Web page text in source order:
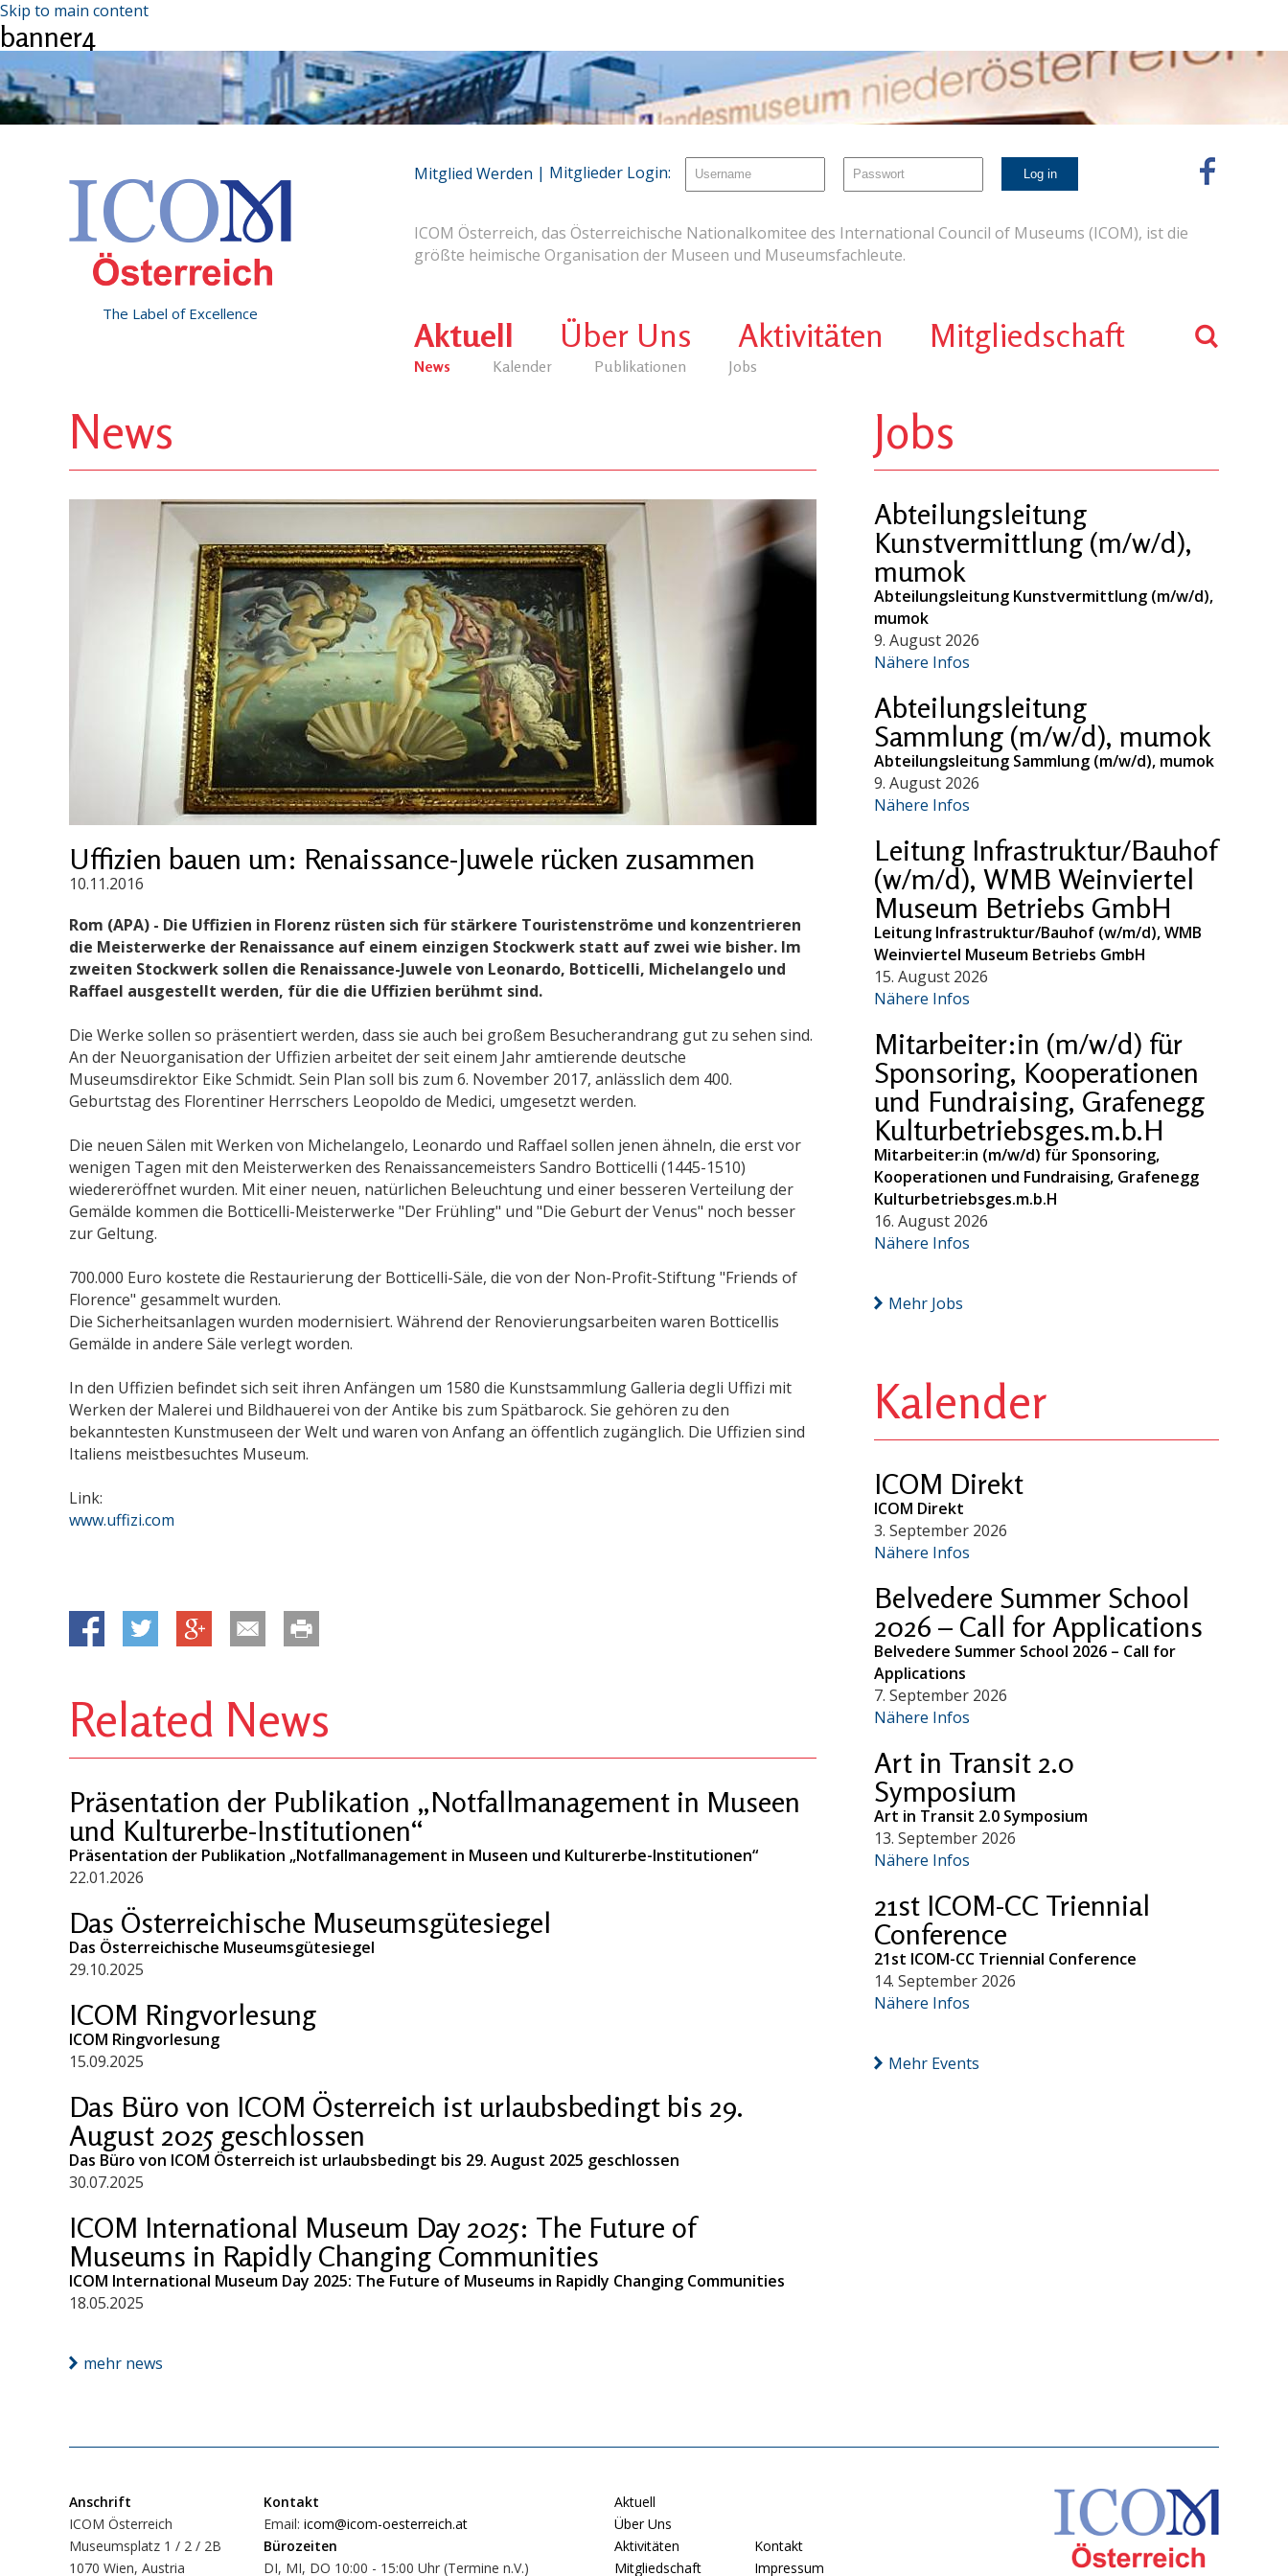
Skip to main content
banner4
The Label of Excellence
ICOM Österreich, das Österreichische Nationalkomitee des International Council of Museums (ICOM), ist die
größte heimische Organisation der Museen und Museumsfachleute.
Aktuell
News Kalender Publikationen Jobs
Über Uns Aktivitäten Mitgliedschaft
Mitglied Werden | Mitglieder Login:
News
Uffizien bauen um: Renaissance-Juwele rücken zusammen
10.11.2016
Rom (APA) - Die Uffizien in Florenz rüsten sich für stärkere Touristenströme und konzentrieren
die Meisterwerke der Renaissance auf einem einzigen Stockwerk statt auf zwei wie bisher. Im
zweiten Stockwerk sollen die Renaissance-Juwele von Leonardo, Botticelli, Michelangelo und
Raffael ausgestellt werden, für die die Uffizien berühmt sind.
Die Werke sollen so präsentiert werden, dass sie auch bei großem Besucherandrang gut zu sehen sind.
An der Neuorganisation der Uffizien arbeitet der seit einem Jahr amtierende deutsche
Museumsdirektor Eike Schmidt. Sein Plan soll bis zum 6. November 2017, anlässlich dem 400.
Geburtstag des Florentiner Herrschers Leopoldo de Medici, umgesetzt werden.
Die neuen Sälen mit Werken von Michelangelo, Leonardo und Raffael sollen jenen ähneln, die erst vor
wenigen Tagen mit den Meisterwerken des Renaissancemeisters Sandro Botticelli (1445-1510)
wiedereröffnet wurden. Mit einer neuen, natürlichen Beleuchtung und einer besseren Verteilung der
Gemälde kommen die Botticelli-Meisterwerke "Der Frühling" und "Die Geburt der Venus" noch besser
zur Geltung.
700.000 Euro kostete die Restaurierung der Botticelli-Säle, die von der Non-Profit-Stiftung "Friends of
Florence" gesammelt wurden.
Die Sicherheitsanlagen wurden modernisiert. Während der Renovierungsarbeiten waren Botticellis
Gemälde in andere Säle verlegt worden.
In den Uffizien befindet sich seit ihren Anfängen um 1580 die Kunstsammlung Galleria degli Uffizi mit
Werken der Malerei und Bildhauerei von der Antike bis zum Spätbarock. Sie gehören zu den
bekanntesten Kunstmuseen der Welt und waren von Anfang an öffentlich zugänglich. Die Uffizien sind
Italiens meistbesuchtes Museum.
Link:
www.uffizi.com
Related News
Präsentation der Publikation „Notfallmanagement in Museen
und Kulturerbe-Institutionen“
Präsentation der Publikation „Notfallmanagement in Museen und Kulturerbe-Institutionen“
22.01.2026
Das Österreichische Museumsgütesiegel
Das Österreichische Museumsgütesiegel
29.10.2025
ICOM Ringvorlesung
ICOM Ringvorlesung
15.09.2025
Das Büro von ICOM Österreich ist urlaubsbedingt bis 29.
August 2025 geschlossen
Das Büro von ICOM Österreich ist urlaubsbedingt bis 29. August 2025 geschlossen
30.07.2025
ICOM International Museum Day 2025: The Future of
Museums in Rapidly Changing Communities
ICOM International Museum Day 2025: The Future of Museums in Rapidly Changing Communities
18.05.2025
mehr news
Jobs
Abteilungsleitung
Kunstvermittlung (m/w/d),
mumok
Abteilungsleitung Kunstvermittlung (m/w/d),
mumok
9. August 2026
Nähere Infos
Abteilungsleitung
Sammlung (m/w/d), mumok
Abteilungsleitung Sammlung (m/w/d), mumok
9. August 2026
Nähere Infos
Leitung Infrastruktur/Bauhof
(w/m/d), WMB Weinviertel
Museum Betriebs GmbH
Leitung Infrastruktur/Bauhof (w/m/d), WMB
Weinviertel Museum Betriebs GmbH
15. August 2026
Nähere Infos
Mitarbeiter:in (m/w/d) für
Sponsoring, Kooperationen
und Fundraising, Grafenegg
Kulturbetriebsges.m.b.H
Mitarbeiter:in (m/w/d) für Sponsoring,
Kooperationen und Fundraising, Grafenegg
Kulturbetriebsges.m.b.H
16. August 2026
Nähere Infos
Mehr Jobs
Kalender
ICOM Direkt
ICOM Direkt
3. September 2026
Nähere Infos
Belvedere Summer School
2026 – Call for Applications
Belvedere Summer School 2026 – Call for
Applications
7. September 2026
Nähere Infos
Art in Transit 2.0
Symposium
Art in Transit 2.0 Symposium
13. September 2026
Nähere Infos
21st ICOM-CC Triennial
Conference
21st ICOM-CC Triennial Conference
14. September 2026
Nähere Infos
Mehr Events
Anschrift
ICOM Österreich
Museumsplatz 1 / 2 / 2B
1070 Wien, Austria
Kontakt
Email: icom@icom-oesterreich.at
Bürozeiten
DI, MI, DO 10:00 - 15:00 Uhr (Termine n.V.)
Aktuell
Über Uns
Aktivitäten
Mitgliedschaft
Kontakt
Impressum